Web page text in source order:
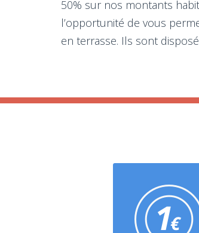
50% sur nos montants
l’opportunité de vous
en terrasse. Ils sont